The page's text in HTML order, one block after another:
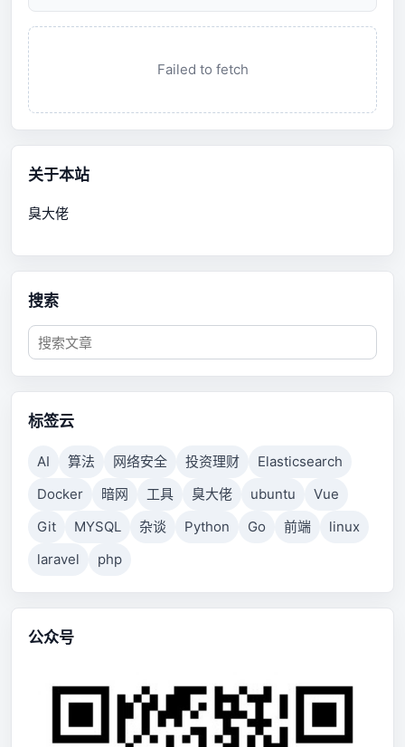
Failed to fetch
关于本站
臭大佬
搜索
标签云
AI 算法 网络安全 投资理财
Elasticsearch
Docker
暗网 工具 臭大佬 ubuntu
Vue
Git
MYSQL 杂谈 Python Go 前端
linux
laravel
php
公众号